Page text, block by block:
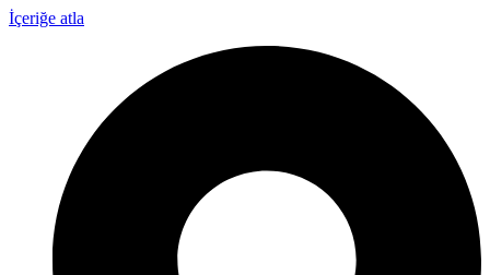
İçeriğe atla